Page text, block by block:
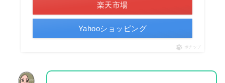
楽天市場
Yahooショッピング
ポチップ